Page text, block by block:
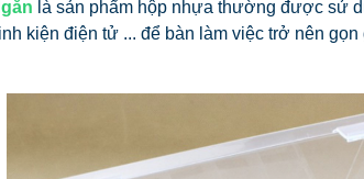
là sản phẩm hộp nhựa thường được sử
kiện điện tử ... để bàn làm việc trở nên